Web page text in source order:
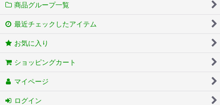
商品グループ一覧
最近チェックしたアイテム
お気に入り
ショッピングカート
マイページ
ログイン